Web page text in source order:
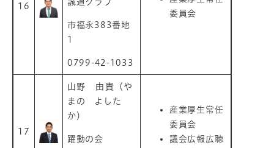
16 誠道クラブ
市福永383番地
1
0799-42-1033
委員会
17
山野 由貴
（や
まの よした
か）
躍動の会
産業厚生常任
委員会
議会広報広聴